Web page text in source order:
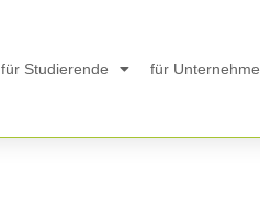
für Studierende für